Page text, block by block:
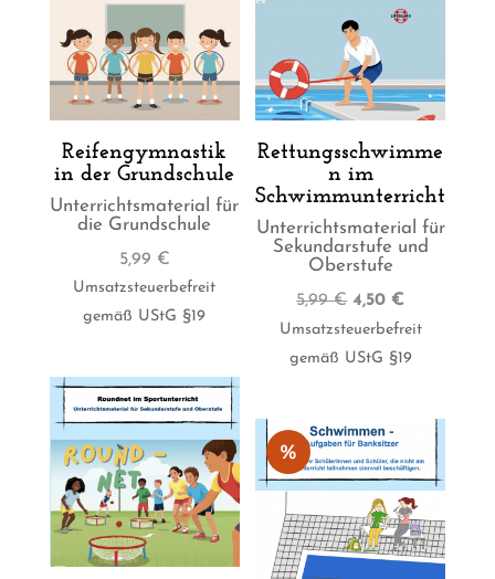
Reifengymnastik
in der Grundschule
Unterrichtsmaterial für
die Grundschule
5,99 €
Umsatzsteuerbefreit
gemäß UStG §19
Rettungsschwimme
n im
Schwimmunterricht
Unterrichtsmaterial für
Sekundarstufe und
Oberstufe
5,99€ Ursprünglicher
Preis
war:
4,50€
Preis
ist:
Umsatzsteuerbefreit
gemäß UStG §19
%